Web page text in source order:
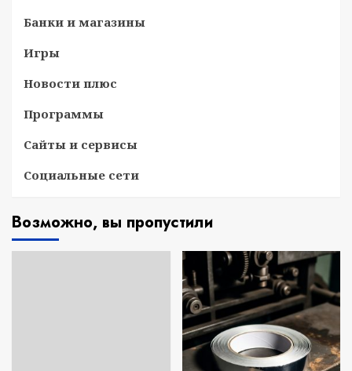
Банки и магазины
Игры
Новости плюс
Программы
Сайты и сервисы
Социальные сети
Возможно, вы пропустили